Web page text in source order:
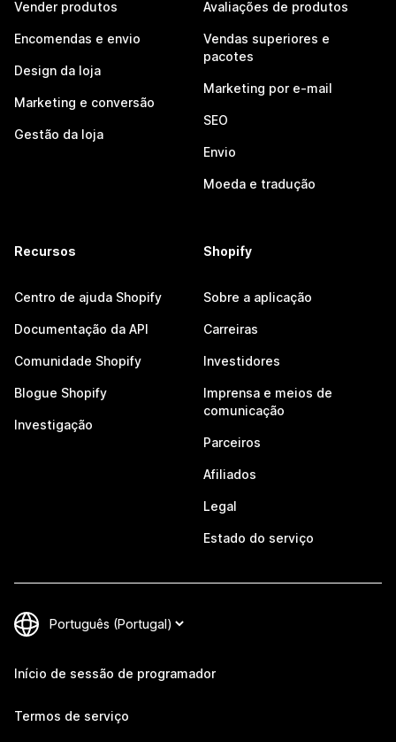
Vender produtos
Encomendas e envio
Design da loja
Marketing e conversão
Gestão da loja
Avaliações de produtos
Vendas superiores e
pacotes
Marketing por e-mail
SEO
Envio
Moeda e tradução
Recursos
Centro de ajuda Shopify
Documentação da API
Comunidade Shopify
Blogue Shopify
Investigação
Shopify
Sobre a aplicação
Carreiras
Investidores
Imprensa e meios de
comunicação
Parceiros
Afiliados
Legal
Estado do serviço
Início de sessão de programador
Termos de serviço